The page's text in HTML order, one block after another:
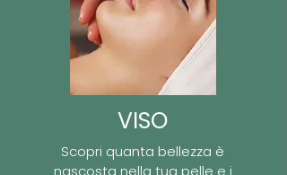
VISO
Scopri quanta bellezza è
nascosta nella tua pelle e i